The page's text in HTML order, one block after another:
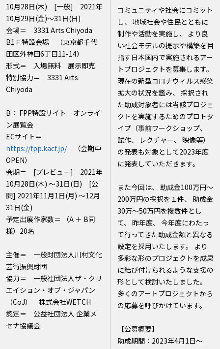
10月28日(木) [一般] 2021年
10月29日(金)〜31日(日)
会場＝ 3331 Arts Chiyoda
B1Ｆ特設会場 （東京都千代
田区外神田6丁目11-14）
形式＝ 入場無料 展示即売
特別協力＝ 3331 Arts
Chiyoda
B： FPP特設サイト オンライ
ン展覧会
ECサイト＝
https://fpp.kacf.jp/（会期中
OPEN）
会期＝ [プレビュー] 2021年
10月28日(木) 〜31日(日) [公
開] 2021年11月1日(月) 〜12月
31日(金)
予定出展作家数＝ （A ＋ B同
様）20名
主催＝ 一般財団法人川村文化
芸術振興財団
協力＝ 一般社団法人ザ・クリ
エイション・オブ・ジャパン
（CoJ） 株式会社WETCH
認定＝ 公益社団法人 企業メ
セナ協議会
コミュニティや社会にコミット
し、 地域社会や住民とともに
制作や活動を実施し、 より良
い社会モデルの提示や構築を目
指す日本国内で実施されるアー
トプロジェクトを募集します。
現在の新型コロナウィルス感染
拡大の状況を鑑み、 採択され
た助成対象者には当該プロジェ
クトを実施するためのプロトタ
イプ（事前ワークショップ、
試作、 レクチャー、 映像等）
の発表も対象として2023年度
に発表していただきます。
また今回は、 助成金100万円～
200万円の採択を１件、 助成金
30万～50万円を複数件とし
て、 昨年度、 今年度にわたっ
て行ってきた助成金額と異なる
設定を採用いたします。 より
多彩な形のプロジェクトを成果
に結び付けられるような支援の
形として検討いたしました。
多くのアートプロジェクトから
の応募を呼びかけています。
【公募概要】
助成期間：2023年4月1日～